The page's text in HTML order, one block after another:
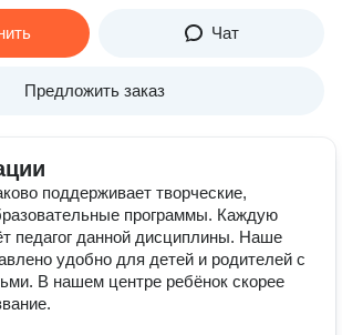
Чат
Предложить заказ
поддерживает творческие,
программы. Каждую
педагог данной дисциплины. Наше
удобно для детей и родителей с
В нашем центре ребёнок скорее